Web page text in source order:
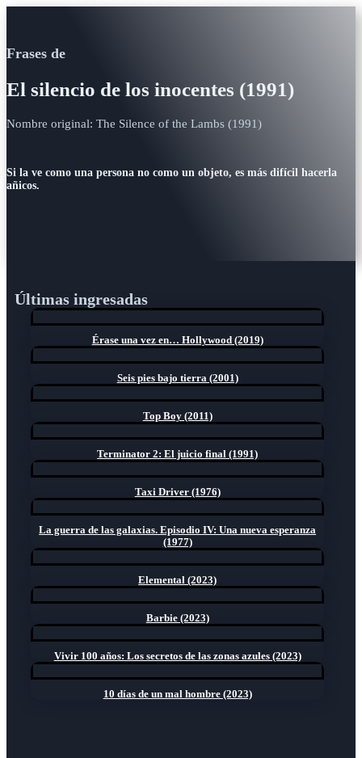
Frases de
El silencio de los inocentes (1991)
Nombre original: The Silence of the Lambs (1991)
Si la ve como una persona no como un objeto, es más difícil hacerla
añicos.
Últimas ingresadas
Érase una vez en… Hollywood (2019)
Seis pies bajo tierra (2001)
Top Boy (2011)
Terminator 2: El juicio final (1991)
Taxi Driver (1976)
La guerra de las galaxias. Episodio IV: Una nueva esperanza
(1977)
Elemental (2023)
Barbie (2023)
Vivir 100 años: Los secretos de las zonas azules (2023)
10 días de un mal hombre (2023)